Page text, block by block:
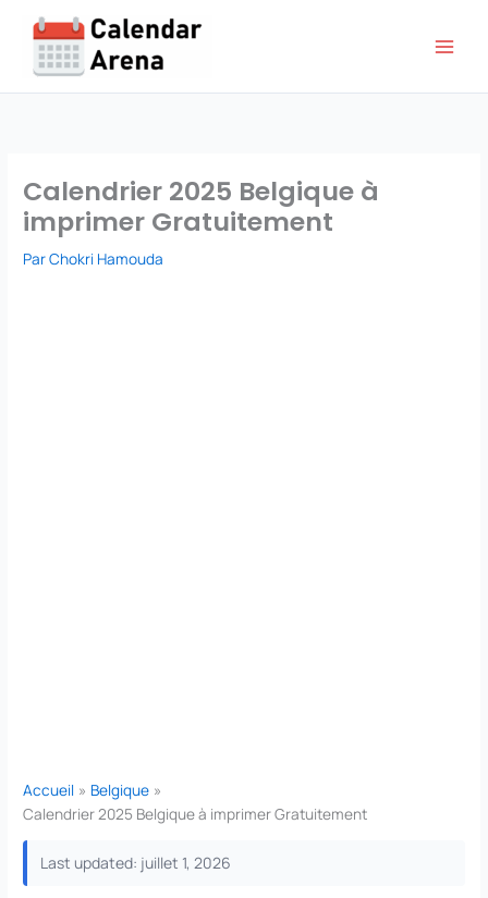
contenu
Calendrier 2025 Belgique à
imprimer Gratuitement
ParChokri Hamouda
Accueil
Belgique
Calendrier 2025 Belgique à imprimer Gratuitement
Last updated: juillet 1, 2026